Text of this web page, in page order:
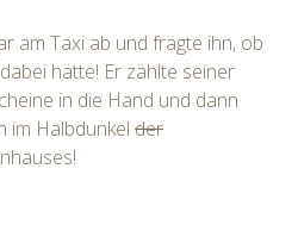
am Taxi ab und frägte ihn, ob
hätte! Er zählte seiner
in die Hand und dann
im Halbdunkel der